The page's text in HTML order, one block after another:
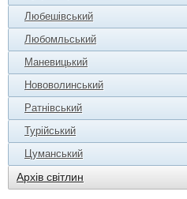
Любешівський
Любомльський
Маневицький
Нововолинський
Ратнівський
Турійський
Цуманський
Архів світлин